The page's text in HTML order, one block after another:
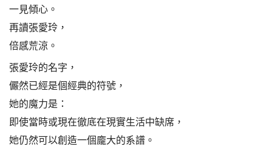
一見傾心。
再讀張愛玲，
倍感荒涼。
張愛玲的名字，
儼然已經是個經典的符號，
她的魔力是：
即使當時或現在徹底在現實生活中缺席，
她仍然可以創造一個龐大的系譜。